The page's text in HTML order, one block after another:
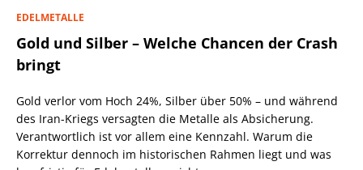
EDELMETALLE
Gold und Silber – Welche Chancen der Crash
bringt
Gold verlor vom Hoch 24%, Silber über 50% – und während
des Iran-Kriegs versagten die Metalle als Absicherung.
Verantwortlich ist vor allem eine Kennzahl. Warum die
Korrektur dennoch im historischen Rahmen liegt und was